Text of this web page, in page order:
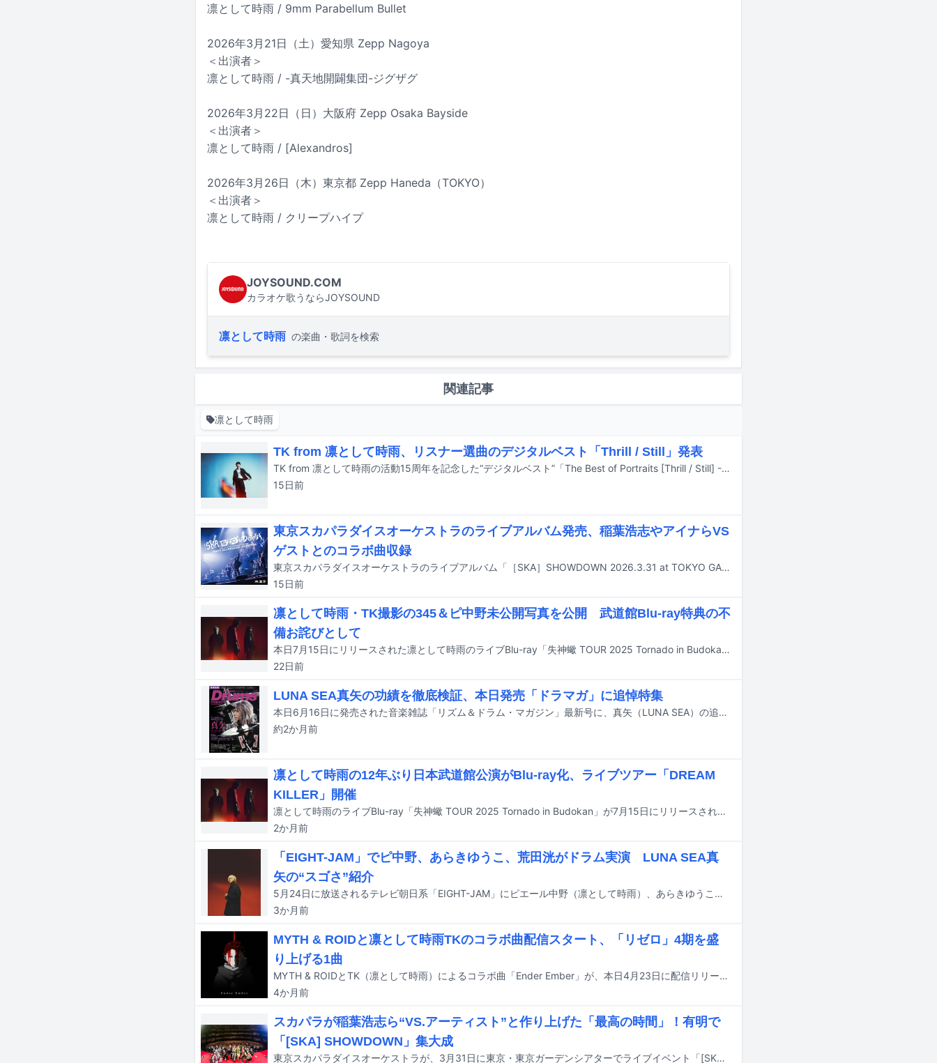
凛として時雨 / 9mm Parabellum Bullet
2026年3月21日（土）愛知県 Zepp Nagoya
＜出演者＞
凛として時雨 / -真天地開闢集団-ジグザグ
2026年3月22日（日）大阪府 Zepp Osaka Bayside
＜出演者＞
凛として時雨 / [Alexandros]
2026年3月26日（木）東京都 Zepp Haneda（TOKYO）
＜出演者＞
凛として時雨 / クリープハイプ
JOYSOUND.COM
カラオケ歌うならJOYSOUND
凛として時雨 の楽曲・歌詞を検索
関連記事
凛として時雨
TK from 凛として時雨、リスナー選曲のデジタルベスト「Thrill / Still」発表
TK from 凛として時雨の活動15周年を記念した“デジタルベスト”「The Best of Portraits [Thrill / Still] - 15th Anniversary Collection」が、各音楽ストリーミングサービスにてプレイリストとして本日7月23日に公開された。
15日前
東京スカパラダイスオーケストラのライブアルバム発売、稲葉浩志やアイナらVS
ゲストとのコラボ曲収録
東京スカパラダイスオーケストラのライブアルバム「［SKA］SHOWDOWN 2026.3.31 at TOKYO GARDEN THEATER」が9月30日にリリースされる。
15日前
凛として時雨・TK撮影の345＆ピ中野未公開写真を公開 武道館Blu-ray特典の不
備お詫びとして
本日7月15日にリリースされた凛として時雨のライブBlu-ray「失神蠍 TOUR 2025 Tornado in Budokan」のAmazon.co.jp特典に不備があったことが判明。お詫びとしてTK（Vo, G）が撮影した未公開写真がオフィシャルサイトおよび公式SNSアカウントで公開された。
22日前
LUNA SEA真矢の功績を徹底検証、本日発売「ドラマガ」に追悼特集
本日6月16日に発売された音楽雑誌「リズム＆ドラム・マガジン」最新号に、真矢（LUNA SEA）の追悼特集が掲載されている。
約2か月前
凛として時雨の12年ぶり日本武道館公演がBlu-ray化、ライブツアー「DREAM
KILLER」開催
凛として時雨のライブBlu-ray「失神蠍 TOUR 2025 Tornado in Budokan」が7月15日にリリースされる。
2か月前
「EIGHT-JAM」でピ中野、あらきゆうこ、荒田洸がドラム実演 LUNA SEA真
矢の“スゴさ”紹介
5月24日に放送されるテレビ朝日系「EIGHT-JAM」にピエール中野（凛として時雨）、あらきゆうこ（smorgas、mi-gu）、荒田洸（WONK）のドラマー3人が出演する。
3か月前
MYTH & ROIDと凛として時雨TKのコラボ曲配信スタート、「リゼロ」4期を盛
り上げる1曲
MYTH & ROIDとTK（凛として時雨）によるコラボ曲「Ender Ember」が、本日4月23日に配信リリースされた。
4か月前
スカパラが稲葉浩志ら“VS.アーティスト”と作り上げた「最高の時間」！有明で
「[SKA] SHOWDOWN」集大成
東京スカパラダイスオーケストラが、3月31日に東京・東京ガーデンシアターでライブイベント「[SKA] SHOWDOWN」を開催した。